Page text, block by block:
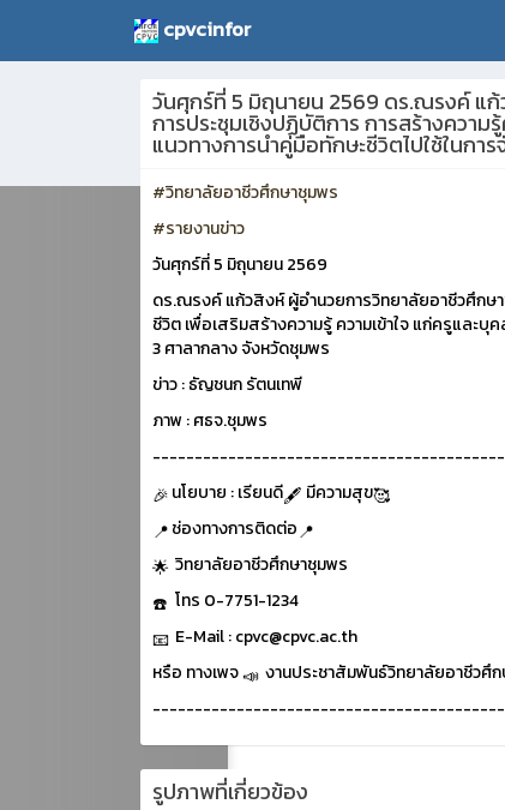
cpvcinfor
วันศุกร์ที่ 5 มิถุนายน 2569 ดร.ณรงค์ แก้
การประชุมเชิงปฏิบัติการ การสร้างความ
แนวทางการนำคู่มือทักษะชีวิตไปใช้ในก
#วิทยาลัยอาชีวศึกษาชุมพร
#รายงานข่าว
วันศุกร์ที่ 5 มิถุนายน 2569
ดร.ณรงค์ แก้วสิงห์ ผู้อำนวยการวิทยาลัยอาชีวศึกษา
ชีวิต เพื่อเสริมสร้างความรู้ ความเข้าใจ แก่ครูและ
3 ศาลากลาง จังหวัดชุมพร
ข่าว : ธัญชนก รัตนเทพี
ภาพ : ศธจ.ชุมพร
นโยบาย : เรียนดี
มีความสุข
ช่องทางการติดต่อ
วิทยาลัยอาชีวศึกษาชุมพร
โทร 0-7751-1234
E-Mail : cpvc@cpvc.ac.th
หรือ ทางเพจ
งานประชาสัมพันธ์วิทยาลัยอาชีวศึ
รูปภาพที่เกี่ยวข้อง